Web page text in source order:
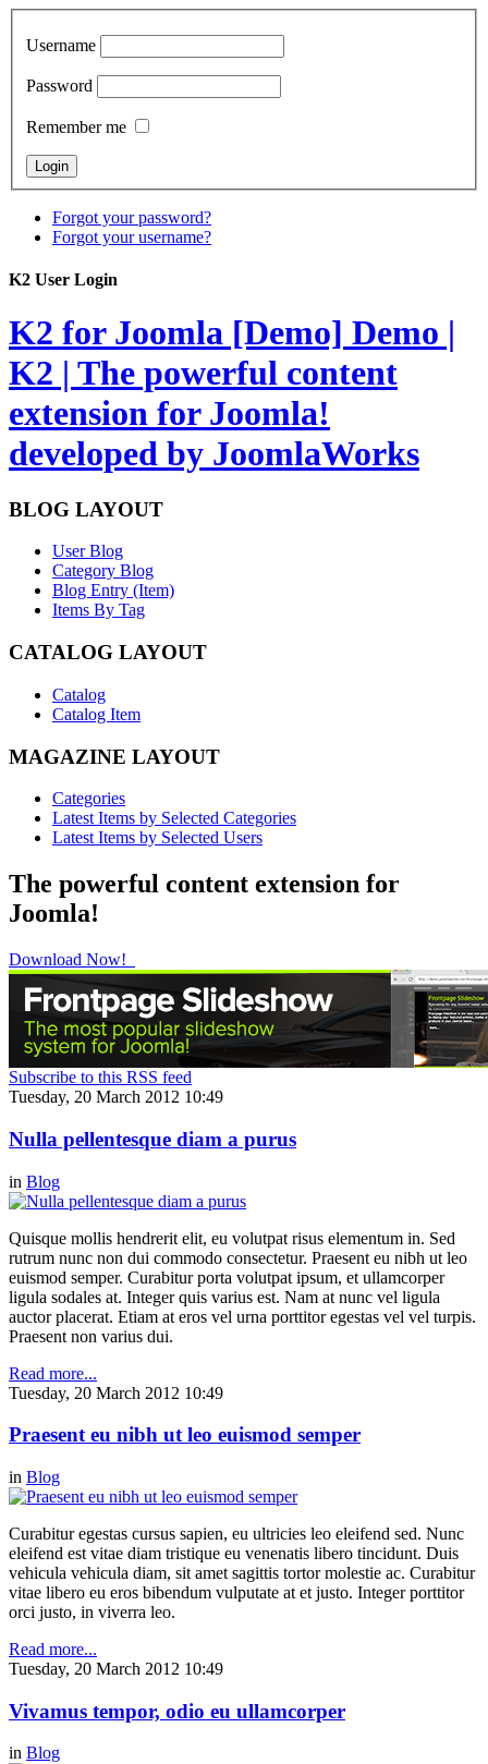
Username
Password
Remember me
Forgot your password?
Forgot your username?
K2 User Login
K2 for Joomla [Demo] Demo |
K2 | The powerful content
extension for Joomla!
developed by JoomlaWorks
BLOG LAYOUT
User Blog
Category Blog
Blog Entry (Item)
Items By Tag
CATALOG LAYOUT
Catalog
Catalog Item
MAGAZINE LAYOUT
Categories
Latest Items by Selected Categories
Latest Items by Selected Users
The powerful content extension for
Joomla!
Download Now!
Subscribe to this RSS feed
Tuesday, 20 March 2012 10:49
Nulla pellentesque diam a purus
in Blog
Quisque mollis hendrerit elit, eu volutpat risus elementum in. Sed
rutrum nunc non dui commodo consectetur. Praesent eu nibh ut leo
euismod semper. Curabitur porta volutpat ipsum, et ullamcorper
ligula sodales at. Integer quis varius est. Nam at nunc vel ligula
auctor placerat. Etiam at eros vel urna porttitor egestas vel vel turpis.
Praesent non varius dui.
Read more...
Tuesday, 20 March 2012 10:49
Praesent eu nibh ut leo euismod semper
in Blog
Curabitur egestas cursus sapien, eu ultricies leo eleifend sed. Nunc
eleifend est vitae diam tristique eu venenatis libero tincidunt. Duis
vehicula vehicula diam, sit amet sagittis tortor molestie ac. Curabitur
vitae libero eu eros bibendum vulputate at et justo. Integer porttitor
orci justo, in viverra leo.
Read more...
Tuesday, 20 March 2012 10:49
Vivamus tempor, odio eu ullamcorper
in Blog